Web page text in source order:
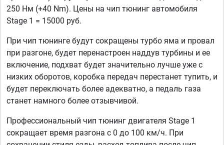
250 Нм (+40 Nm). Цены на чип тюнинг автомобиля
Stage 1 = 15000 руб.
При чип тюнинге будут сокращены турбо яма и провал
при разгоне, будет перенастроен наддув турбины и ее
включение, подхват будет значительно лучше уже с
низких оборотов, коробка передач перестанет тупить, и
будет переключать более адекватно, а педаль газа
станет намного более отзывчивой.
Профессиональный чип тюнинг двигателя Stage 1
сокращает время разгона с 0 до 100 км/ч. При